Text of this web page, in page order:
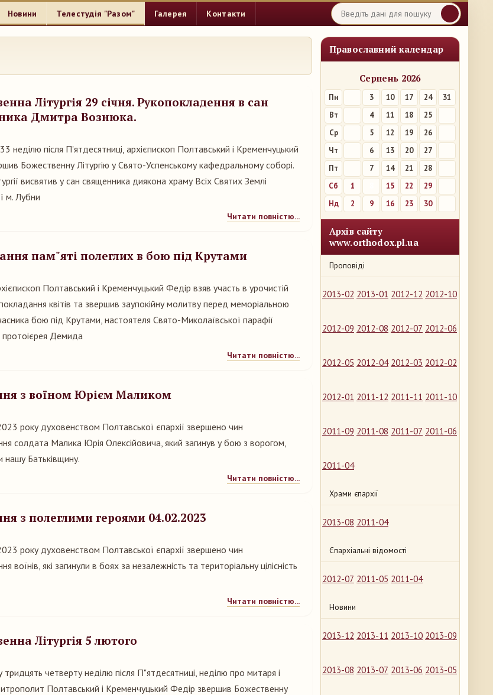
Новини Телестудія "Разом" Галерея Контакти
Православний календар
Серпень 2026
Пн 3 10 17 24
31
Вт
4 11 18
25
Ср
5 12 19
26
Чт
6 13 20
27
Пт
7 14 21
28
Сб
1 15 22
29
Нд
2 9 16 23 30
Архів сайту
www.orthodox.pl.ua
Проповіді
2013-02 2013-01 2012-12 2012-10
2012-09 2012-08 2012-07 2012-06
2012-05 2012-04 2012-03 2012-02
2012-01 2011-12 2011-11 2011-10
2011-09 2011-08 2011-07 2011-06
2011-04
Храми єпархії
2013-08 2011-04
Єпархіальні відомості
2012-07 2011-05 2011-04
Новини
2013-12 2013-11 2013-10 2013-09
2013-08 2013-07 2013-06 2013-05
Літургія 29 січня. Рукопокладення в сан
Дмитра Вознюка.
неділю після П'ятдесятниці, архієпископ Полтавський і Кременчуцький
Божественну Літургію у Свято-Успенському кафедральному соборі.
висвятив у сан священника диякона храму Всіх Святих Землі
м. Лубни
Читати повністю...
пам"яті полеглих в бою під Крутами
Полтавський і Кременчуцький Федір взяв участь в урочистій
квітів та звершив заупокійну молитву перед меморіальною
бою під Крутами, настоятеля Свято-Миколаївської парафії
Демида
Читати повністю...
з воїном Юрієм Маликом
року духовенством Полтавської єпархії звершено чин
солдата Малика Юрія Олексійовича, який загинув у бою з ворогом,
Батьківщину.
Читати повністю...
з полеглими героями 04.02.2023
року духовенством Полтавської єпархії звершено чин
воїнів, які загинули в боях за незалежність та територіальну цілісність
Читати повністю...
Літургія 5 лютого
тридцять четверту неділю після П"ятдесятниці, неділю про митаря і
Полтавський і Кременчуцький Федір звершив Божественну